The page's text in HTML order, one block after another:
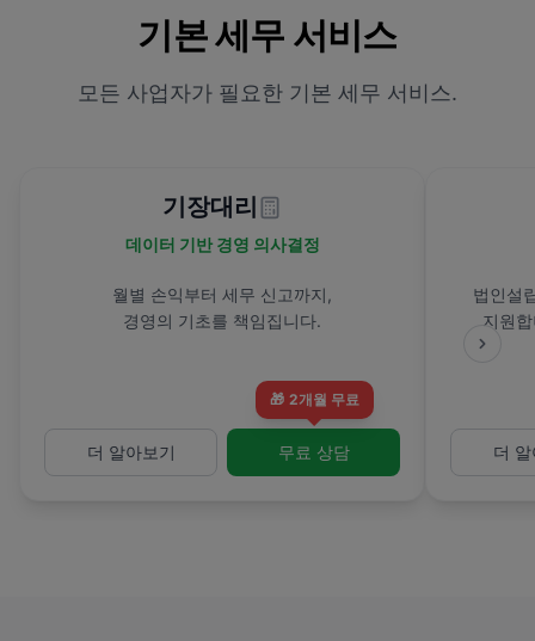
기본 세무 서비스
모든 사업자가 필요한 기본 세무 서비스.
기장대리
데이터 기반 경영 의사결정
월별 손익부터 세무 신고까지,
경영의 기초를 책임집니다.
더 알아보기
🎁 2개월 무료
무료 상담
법인설
지원
더